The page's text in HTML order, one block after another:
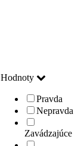
Hodnoty
Pravda
Nepravda
Zavádzajúce